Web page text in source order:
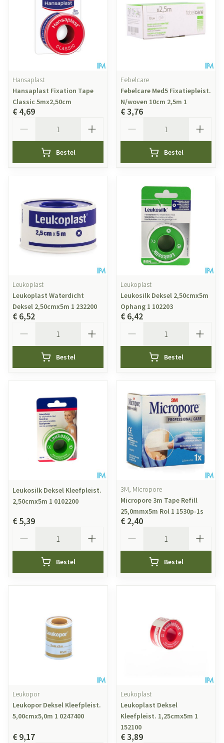
Hansaplast
Hansaplast Fixation Tape
Classic 5mx2,50cm
€ 4,69
Bestel
Febelcare
Febelcare Med5 Fixatiepleist.
N/woven 10cm 2,5m 1
€ 3,76
Bestel
Leukoplast
Leukoplast Waterdicht
Deksel 2,50cmx5m 1 232200
€ 6,52
Bestel
Leukoplast
Leukosilk Deksel 2,50cmx5m
Ophang 1 102203
€ 6,42
Bestel
Leukosilk Deksel Kleefpleist.
2,50cmx5m 1 0102200
€ 5,39
Bestel
3M, Micropore
Micropore 3m Tape Refill
25,0mmx5m Rol 1 1530p-1s
€ 2,40
Bestel
Leukopor
Leukopor Deksel Kleefpleist.
5,00cmx5,0m 1 0247400
€ 9,17
Leukoplast
Leukoplast Deksel
Kleefpleist. 1,25cmx5m 1
152100
€ 3,89